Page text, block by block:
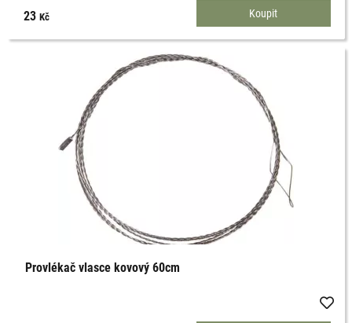
23Kč
Provlékač vlasce kovový 60cm